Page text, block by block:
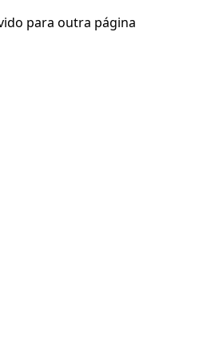
para outra página